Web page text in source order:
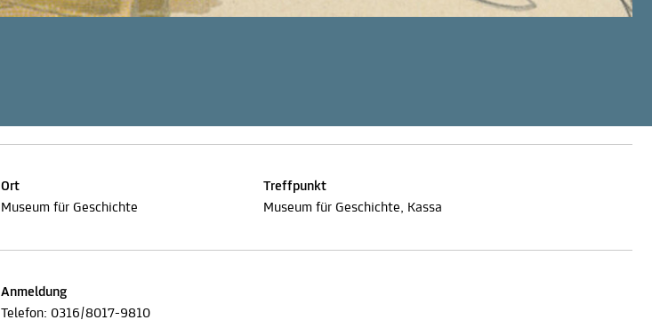
Ort
Museum für Geschichte
Treffpunkt
Museum für Geschichte, Kassa
Anmeldung
Telefon: 0316/8017-9810